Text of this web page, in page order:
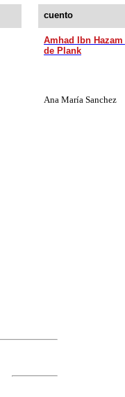
cuento
Amhad Ibn
de Plank
Ana María Sanchez